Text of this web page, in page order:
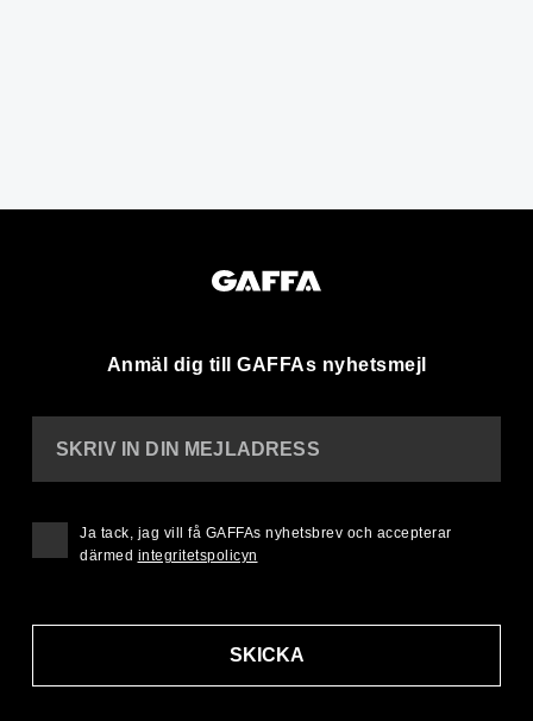
Anmäl dig till GAFFAs nyhetsmejl
SKRIV IN DIN MEJLADRESS
SKICKA
Ja tack, jag vill få GAFFAs nyhetsbrev och accepterar
därmed integritetspolicyn